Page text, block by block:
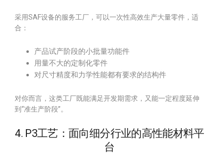
采用SAF设备的服务工厂，可以一次性高效生产大量零件，适
合：
产品试产阶段的小批量功能件
用量不大的定制化零件
对尺寸精度和力学性能都有要求的结构件
对你而言，这类工厂既能满足开发期需求，又能一定程度延伸
到“准生产阶段”。
4. P3工艺：面向细分行业的高性能材料平
台